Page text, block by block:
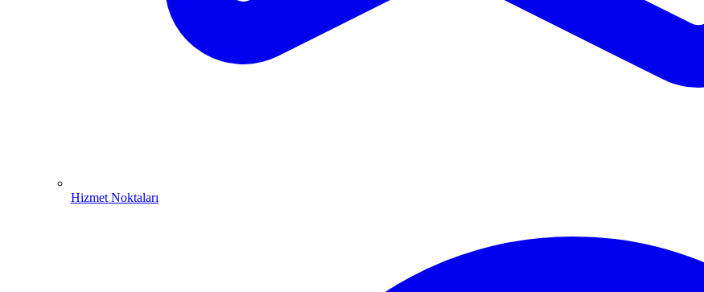
Hizmet Noktaları